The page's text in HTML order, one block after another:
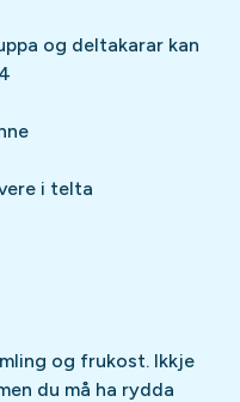
og deltakarar kan
i telta
og frukost. Ikkje
du må ha rydda